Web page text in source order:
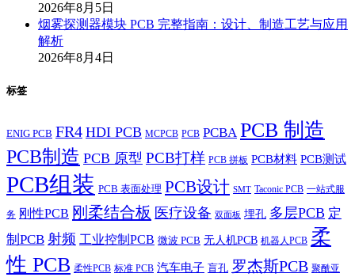
2026年8月5日
烟雾探测器模块 PCB 完整指南：设计、制造工艺与应用
解析
2026年8月4日
标签
ENIG PCB FR4 HDI PCB MCPCB PCB PCBA PCB 制造
PCB制造 PCB 原型 PCB打样 PCB 拼板 PCB材料 PCB测试
PCB组装 PCB 表面处理 PCB设计 SMT Taconic PCB 一站式服
务 刚性PCB 刚柔结合板 医疗设备 双面板 埋孔 多层PCB 定
制PCB 射频 工业控制PCB 微波 PCB 无人机PCB 机器人PCB 柔
性 PCB 柔性PCB 标准 PCB 汽车电子 盲孔 罗杰斯PCB 聚酰亚